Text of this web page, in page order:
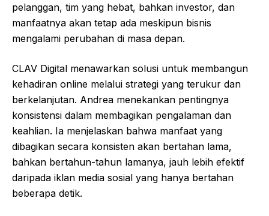
pelanggan, tim yang hebat, bahkan investor, dan
manfaatnya akan tetap ada meskipun bisnis
mengalami perubahan di masa depan.
CLAV Digital menawarkan solusi untuk membangun
kehadiran online melalui strategi yang terukur dan
berkelanjutan. Andrea menekankan pentingnya
konsistensi dalam membagikan pengalaman dan
keahlian. Ia menjelaskan bahwa manfaat yang
dibagikan secara konsisten akan bertahan lama,
bahkan bertahun-tahun lamanya, jauh lebih efektif
daripada iklan media sosial yang hanya bertahan
beberapa detik.